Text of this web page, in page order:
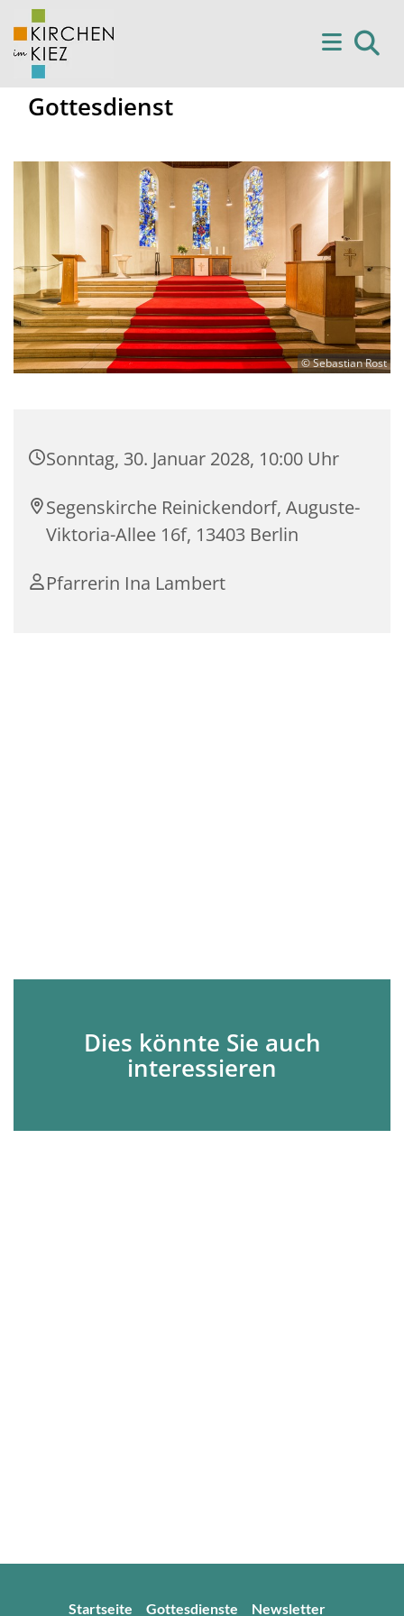
Gottesdienst
© Sebastian Rost
Sonntag, 30. Januar 2028, 10:00 Uhr
Segenskirche Reinickendorf, Auguste-
Viktoria-Allee 16f, 13403 Berlin
Pfarrerin Ina Lambert
Dies könnte Sie auch
interessieren
Startseite Gottesdienste Newsletter